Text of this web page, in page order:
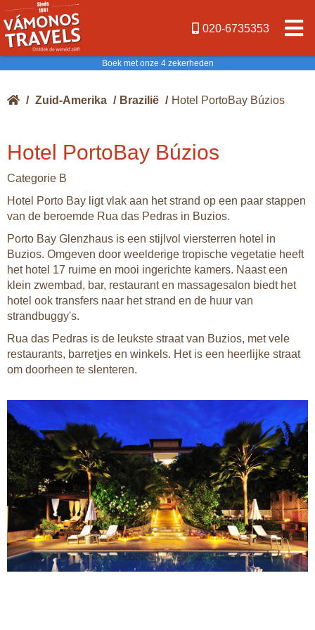
020-6735353
Boek met onze 4 zekerheden
/ Zuid-Amerika / Brazilië / Hotel PortoBay Búzios
Hotel PortoBay Búzios
Categorie B
Hotel Porto Bay ligt vlak aan het strand op een paar stappen
van de beroemde Rua das Pedras in Buzios.
Porto Bay Glenzhaus is een stijlvol viersterren hotel in
Buzios. Omgeven door weelderige tropische vegetatie heeft
het hotel 17 ruime en mooi ingerichte kamers. Naast een
klein zwembad, bar, restaurant en massagesalon biedt het
hotel ook transfers naar het strand en de huur van
strandbuggy's.
Rua das Pedras is de leukste straat van Buzios, met vele
restaurants, barretjes en winkels. Het is een heerlijke straat
om doorheen te slenteren.